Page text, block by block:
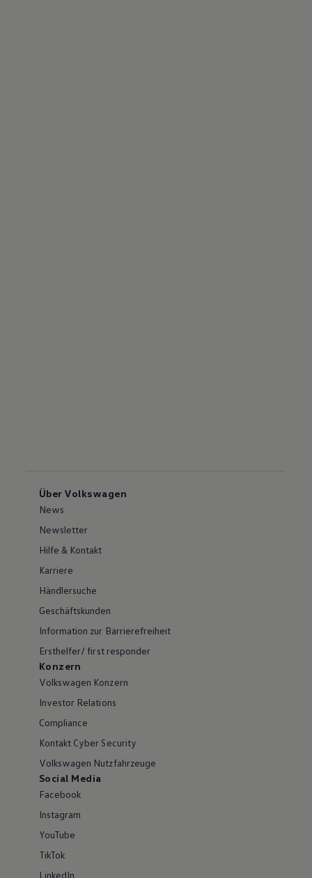
Über Volkswagen
News
Newsletter
Hilfe & Kontakt
Karriere
Händlersuche
Geschäftskunden
Information zur Barrierefreiheit
Ersthelfer/ first responder
Konzern
Volkswagen Konzern
Investor Relations
Compliance
Kontakt Cyber Security
Volkswagen Nutzfahrzeuge
Social Media
Facebook
Instagram
YouTube
TikTok
LinkedIn